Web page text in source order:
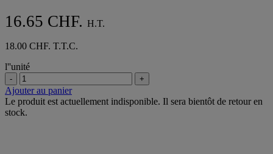
16.65 CHF. H.T.
18.00 CHF. T.T.C.
l''unité
- +
Ajouter au panier
Le produit est actuellement indisponible. Il sera bientôt de retour en
stock.